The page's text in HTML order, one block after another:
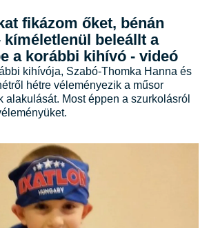
fikázom őket, bénán
kíméletlenül beleállt a
a korábbi kihívó - videó
kihívója, Szabó-Thomka Hanna és
hétre véleményezik a műsor
alakulását. Most éppen a szurkolásról